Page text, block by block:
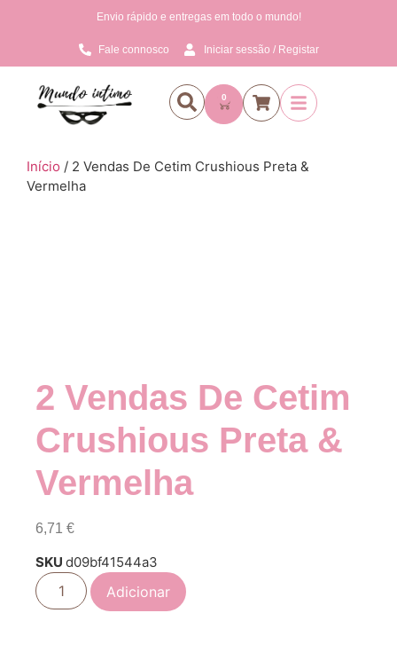
Envio rápido e entregas em todo o mundo!
Fale connosco Iniciar sessão / Registar
0
Início / 2 Vendas De Cetim Crushious Preta &
Vermelha
2 Vendas De Cetim
Crushious Preta &
Vermelha
6,71 €
SKU d09bf41544a3
Adicionar